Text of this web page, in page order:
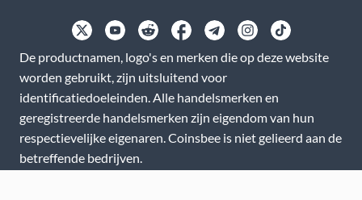
De productnamen, logo's en merken die op deze website
worden gebruikt, zijn uitsluitend voor
identificatiedoeleinden. Alle handelsmerken en
geregistreerde handelsmerken zijn eigendom van hun
respectievelijke eigenaren. Coinsbee is niet gelieerd aan de
betreffende bedrijven.